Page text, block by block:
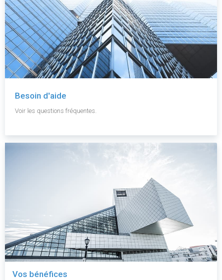
Besoin d'aide
Voir les questions fréquentes.
Vos bénéfices